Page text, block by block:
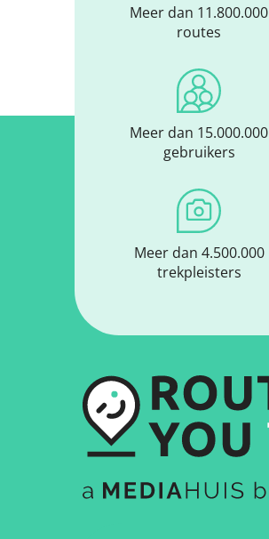
Meer dan 11.800.000
routes
Meer dan 15.000.000
gebruikers
Meer dan 4.500.000
trekpleisters